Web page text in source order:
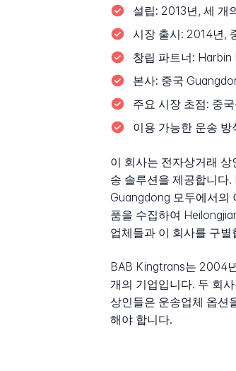
설립: 2013년, 세 개
시장 출시: 2014년,
창립 파트너: Harbin
본사: 중국
주요 시장 초점: 중
이용 가능한 운송 방
이 회사는 전자상거래
송 솔루션을 제공합니다
Guangdong 모두에서의
품을 수집하여
업체들과 이 회사를 구별
BAB Kingtrans는 2004
개의 기업입니다. 두 회
상인들은 운송업체 옵션
해야 합니다.